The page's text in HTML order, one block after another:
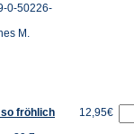
0-50226-
M.
fröhlich
12,95€